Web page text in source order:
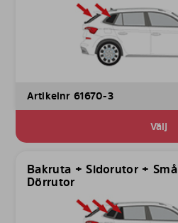
Artikelnr 61670-3
Välj
Bakruta + Sidorutor + Små
Dörrutor